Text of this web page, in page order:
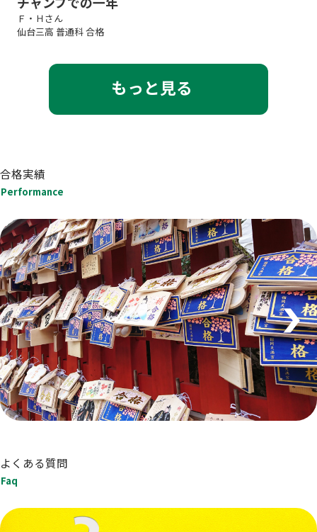
Ｆ・Ｈさん
仙台三高 普通科 合格
もっと見る
合格実績
Performance
よくある質問
Faq